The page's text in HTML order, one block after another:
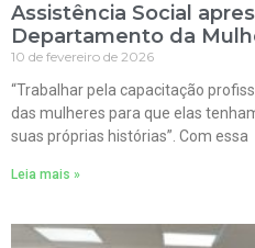
Assistência Social
Departamento da
10 de fevereiro de 2026
“Trabalhar pela capacitação
das mulheres para que elas
suas próprias histórias”. Com essa
Leia mais »